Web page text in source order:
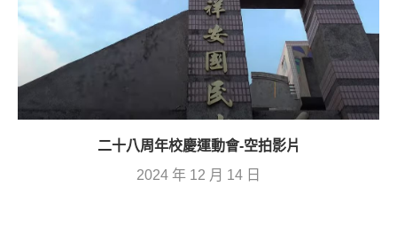
二十八周年校慶運動會-空拍影片
2024 年 12 月 14 日